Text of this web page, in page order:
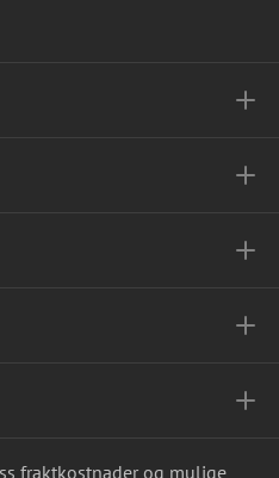
fraktkostnader og mulige